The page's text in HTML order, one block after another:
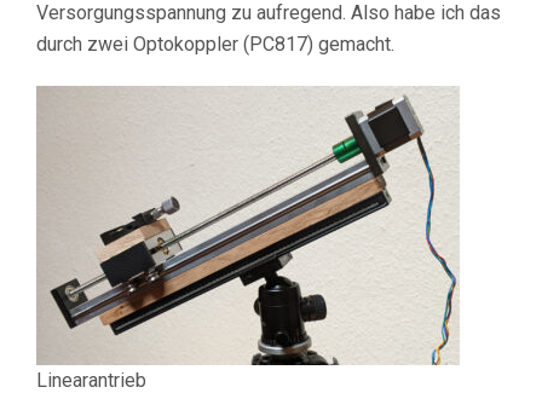
Versorgungsspannung zu aufregend. Also habe ich das
durch zwei Optokoppler (PC817) gemacht.
Linearantrieb